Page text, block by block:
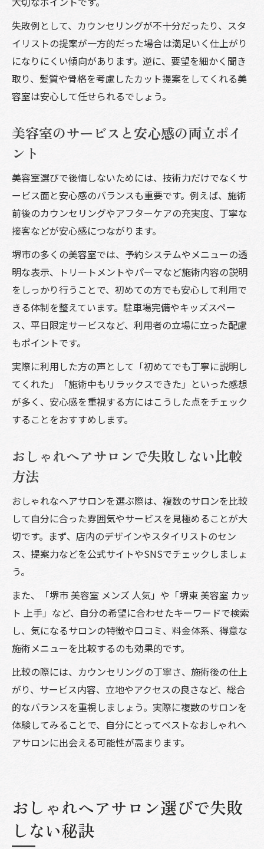
失敗例として、カウンセリングが不十分だったり、スタ
イリストの提案が一方的だった場合は満足いく仕上がり
になりにくい傾向があります。逆に、要望を細かく聞き
取り、髪質や骨格を考慮したカット提案をしてくれる美
容室は安心して任せられるでしょう。
美容室のサービスと安心感の両立ポイ
ント
美容室選びで後悔しないためには、技術力だけでなくサ
ービス面と安心感のバランスも重要です。例えば、施術
前後のカウンセリングやアフターケアの充実度、丁寧な
接客などが安心感につながります。
堺市の多くの美容室では、予約システムやメニューの透
明な表示、トリートメントやパーマなど施術内容の説明
をしっかり行うことで、初めての方でも安心して利用で
きる体制を整えています。駐車場完備やキッズスペー
ス、平日限定サービスなど、利用者の立場に立った配慮
もポイントです。
実際に利用した方の声として「初めてでも丁寧に説明し
てくれた」「施術中もリラックスできた」といった感想
が多く、安心感を重視する方にはこうした点をチェック
することをおすすめします。
おしゃれヘアサロンで失敗しない比較
方法
おしゃれなヘアサロンを選ぶ際は、複数のサロンを比較
して自分に合った雰囲気やサービスを見極めることが大
切です。まず、店内のデザインやスタイリストのセン
ス、提案力などを公式サイトやSNSでチェックしましょ
う。
また、「堺市 美容室 メンズ 人気」や「堺東 美容室 カッ
ト 上手」など、自分の希望に合わせたキーワードで検索
し、気になるサロンの特徴や口コミ、料金体系、得意な
施術メニューを比較するのも効果的です。
比較の際には、カウンセリングの丁寧さ、施術後の仕上
がり、サービス内容、立地やアクセスの良さなど、総合
的なバランスを重視しましょう。実際に複数のサロンを
体験してみることで、自分にとってベストなおしゃれヘ
アサロンに出会える可能性が高まります。
おしゃれヘアサロン選びで失敗
しない秘訣